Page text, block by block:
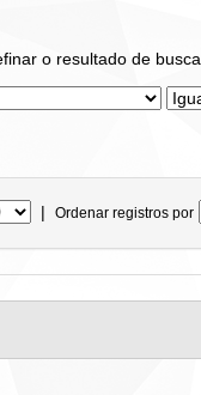
o resultado de busca.
| Ordenar registros por